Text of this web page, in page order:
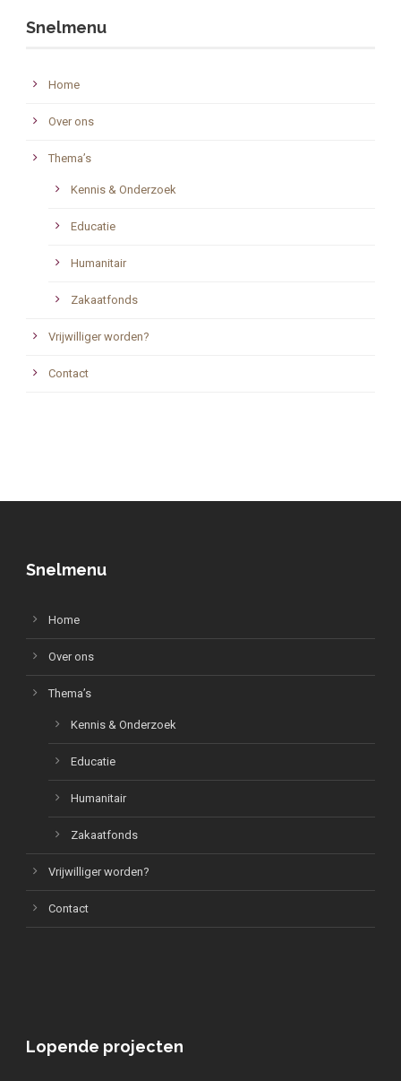
Snelmenu
Home
Over ons
Thema’s
Kennis & Onderzoek
Educatie
Humanitair
Zakaatfonds
Vrijwilliger worden?
Contact
Snelmenu
Home
Over ons
Thema’s
Kennis & Onderzoek
Educatie
Humanitair
Zakaatfonds
Vrijwilliger worden?
Contact
Lopende projecten